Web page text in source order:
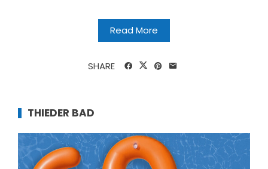
Read More
SHARE
THIEDER BAD